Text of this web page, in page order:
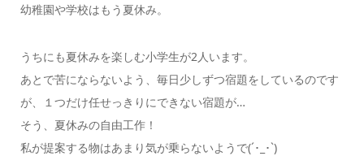
幼稚園や学校はもう夏休み。
うちにも夏休みを楽しむ小学生が2人います。
あとで苦にならないよう、毎日少しずつ宿題をしているのです
が、１つだけ任せっきりにできない宿題が…
そう、夏休みの自由工作！
私が提案する物はあまり気が乗らないようで(´･_･`)